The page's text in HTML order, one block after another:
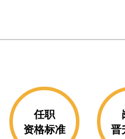
任职
资格标准
晋